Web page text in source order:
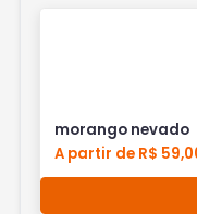
morango nevado
A partir de R$